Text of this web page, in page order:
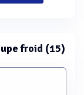
froid (15)